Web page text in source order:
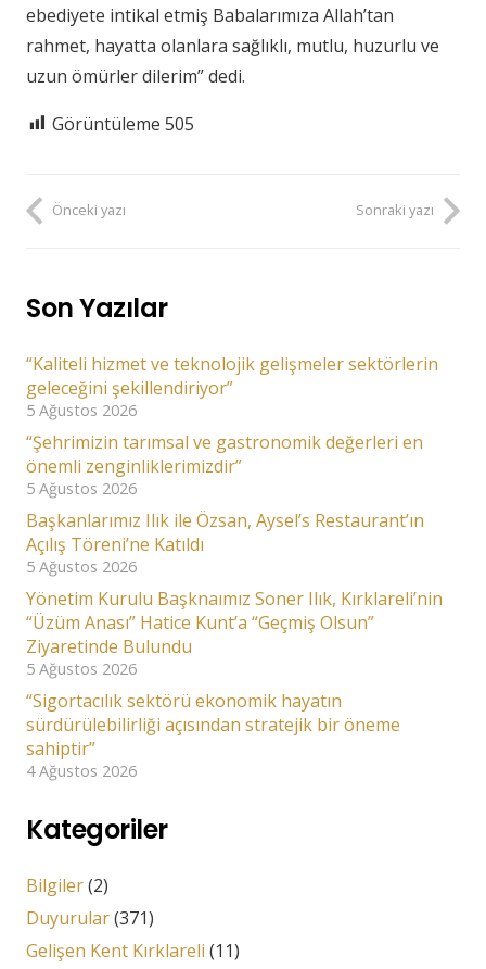
ebediyete intikal etmiş Babalarımıza Allah’tan
rahmet, hayatta olanlara sağlıklı, mutlu, huzurlu ve
uzun ömürler dilerim” dedi.
Görüntüleme 505
Önceki yazı Sonraki yazı
Son Yazılar
“Kaliteli hizmet ve teknolojik gelişmeler sektörlerin
geleceğini şekillendiriyor”
5 Ağustos 2026
“Şehrimizin tarımsal ve gastronomik değerleri en
önemli zenginliklerimizdir”
5 Ağustos 2026
Başkanlarımız Ilık ile Özsan, Aysel’s Restaurant’ın
Açılış Töreni’ne Katıldı
5 Ağustos 2026
Yönetim Kurulu Başknaımız Soner Ilık, Kırklareli’nin
“Üzüm Anası” Hatice Kunt’a “Geçmiş Olsun”
Ziyaretinde Bulundu
5 Ağustos 2026
“Sigortacılık sektörü ekonomik hayatın
sürdürülebilirliği açısından stratejik bir öneme
sahiptir”
4 Ağustos 2026
Kategoriler
Bilgiler(2)
Duyurular(371)
Gelişen Kent Kırklareli (11)